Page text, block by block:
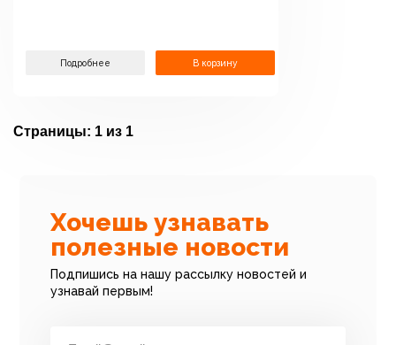
Подробнее В корзину
Страницы: 1 из 1
Хочешь узнавать
полезные новости
Подпишись на нашу рассылку новостей и
узнавай первым!